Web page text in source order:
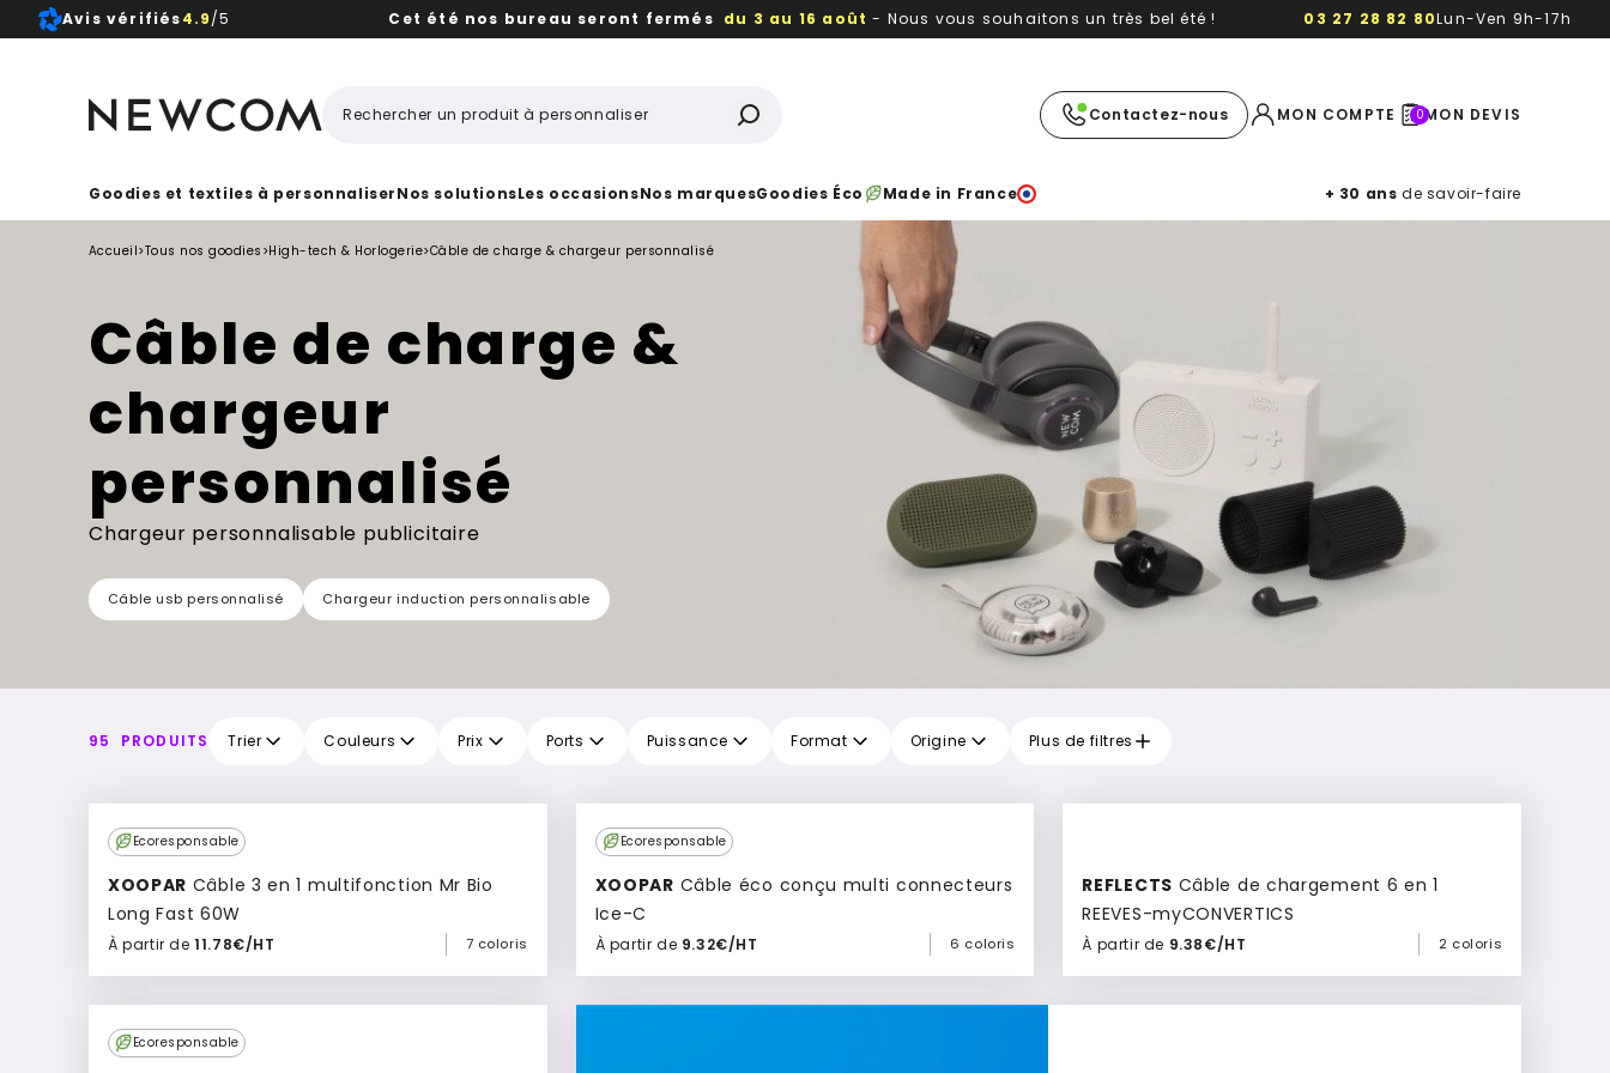
Avis vérifiés4.9/5 Cet été nos bureau seront fermés du 3 au 16 août - Nous vous souhaitons un très bel été !
03 27 28 82 80Lun-Ven 9h-17h
Contactez-nous MON COMPTE 0MON DEVIS
Goodies et textiles à personnaliserNos solutionsLes occasionsNos marquesGoodies Éco Made in France + 30 ans de savoir-faire
Accueil>Tous nos goodies >High-tech & Horlogerie>Câble de charge & chargeur personnalisé
Câble de charge &
chargeur
personnalisé
Chargeur personnalisable publicitaire
Câble usb personnalisé Chargeur induction personnalisable
95 PRODUITS Trier Couleurs Prix Ports Puissance Format Origine Plus de filtres
TopEcoresponsable
XOOPAR
Long Fast 60W
À partir de11.78€/HT 7 coloris
Ajouter à mon devis
Culte
Ecoresponsable
XOOPAR
Ice-C
À partir de 9.32€/HT 6 coloris
Ajouter à mon devis
REFLECTS
REEVES-myCONVERTICS
À partir de 9.38€/HT 2 coloris
Ajouter à mon devis
Culte
Ecoresponsable